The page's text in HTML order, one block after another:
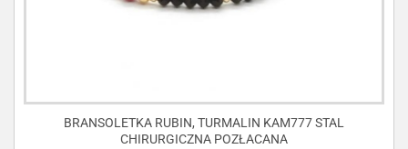
BRANSOLETKA RUBIN, TURMALIN KAM777 STAL
CHIRURGICZNA POZŁACANA